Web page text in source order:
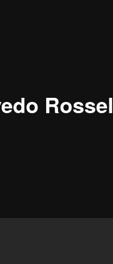
Rossel